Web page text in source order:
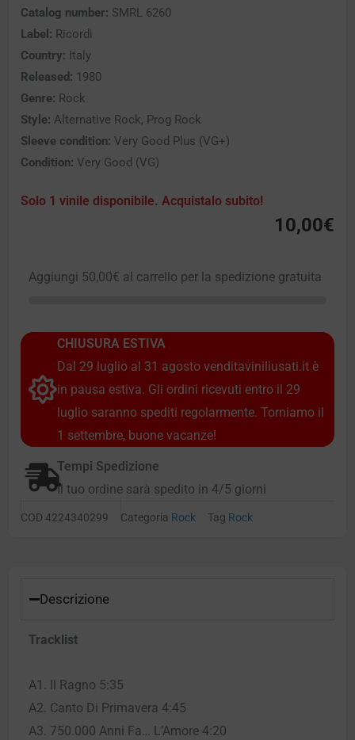
Catalog number: SMRL 6260
Label: Ricordi
Country: Italy
Released: 1980
Genre: Rock
Style: Alternative Rock, Prog Rock
Sleeve condition: Very Good Plus (VG+)
Condition: Very Good (VG)
Solo 1 vinile disponibile. Acquistalo subito!
10,00€
Aggiungi 50,00€ al carrello per la spedizione gratuita
CHIUSURA ESTIVA
Dal 29 luglio al 31 agosto venditaviniliusati.it è
in pausa estiva. Gli ordini ricevuti entro il 29
luglio saranno spediti regolarmente. Torniamo il
1 settembre, buone vacanze!
Tempi Spedizione
Il tuo ordine sarà spedito in 4/5 giorni
COD 4224340299 Categoria Rock Tag Rock
Descrizione
Tracklist
A1. Il Ragno 5:35
A2. Canto Di Primavera 4:45
A3. 750.000 Anni Fa… L’Amore 4:20